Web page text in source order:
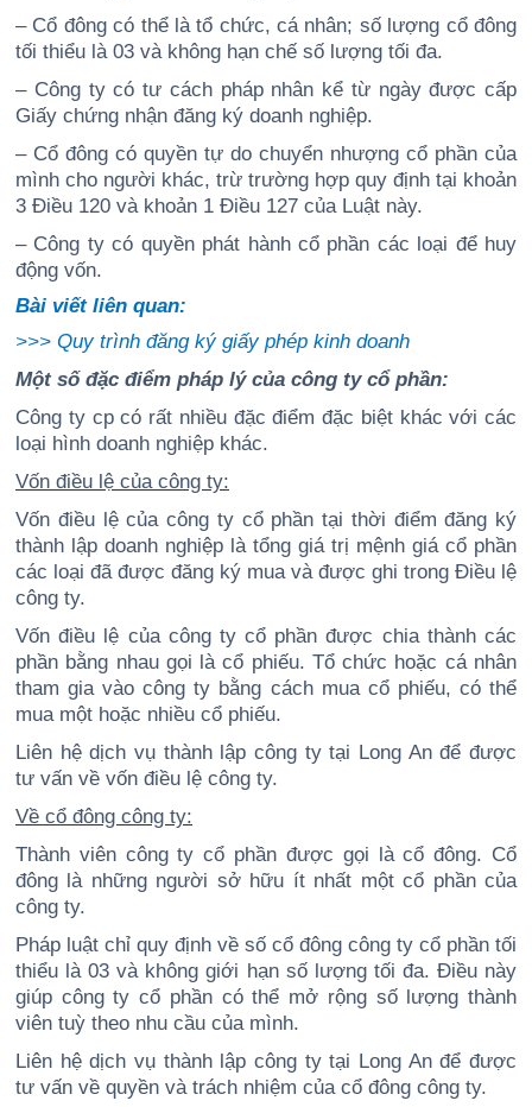
– Cổ đông có thể là tổ chức, cá nhân; số lượng cổ đông
tối thiểu là 03 và không hạn chế số lượng tối đa.
– Công ty có tư cách pháp nhân kể từ ngày được cấp
Giấy chứng nhận đăng ký doanh nghiệp.
– Cổ đông có quyền tự do chuyển nhượng cổ phần của
mình cho người khác, trừ trường hợp quy định tại khoản
3 Điều 120 và khoản 1 Điều 127 của Luật này.
– Công ty có quyền phát hành cổ phần các loại để huy
động vốn.
Bài viết liên quan:
>>> Quy trình đăng ký giấy phép kinh doanh
Một số đặc điểm pháp lý của công ty cổ phần:
Công ty cp có rất nhiều đặc điểm đặc biệt khác với các
loại hình doanh nghiệp khác.
Vốn điều lệ của công ty:
Vốn điều lệ của công ty cổ phần tại thời điểm đăng ký
thành lập doanh nghiệp là tổng giá trị mệnh giá cổ phần
các loại đã được đăng ký mua và được ghi trong Điều lệ
công ty.
Vốn điều lệ của công ty cổ phần được chia thành các
phần bằng nhau gọi là cổ phiếu. Tổ chức hoặc cá nhân
tham gia vào công ty bằng cách mua cổ phiếu, có thể
mua một hoặc nhiều cổ phiếu.
Liên hệ dịch vụ thành lập công ty tại Long An để được
tư vấn về vốn điều lệ công ty.
Về cổ đông công ty:
Thành viên công ty cổ phần được gọi là cổ đông. Cổ
đông là những người sở hữu ít nhất một cổ phần của
công ty.
Pháp luật chỉ quy định về số cổ đông công ty cổ phần tối
thiểu là 03 và không giới hạn số lượng tối đa. Điều này
giúp công ty cổ phần có thể mở rộng số lượng thành
viên tuỳ theo nhu cầu của mình.
Liên hệ dịch vụ thành lập công ty tại Long An để được
tư vấn về quyền và trách nhiệm của cổ đông công ty.